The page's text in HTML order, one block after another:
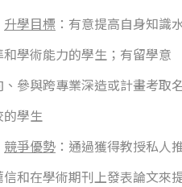
升學目標 ：有意提高自身知識
和學術能力的學生；有留學意
、參與跨專業深造或計畫考取
的學生
競爭優勢 ：通過獲得教授私人
信和在學術期刊上發表論文來